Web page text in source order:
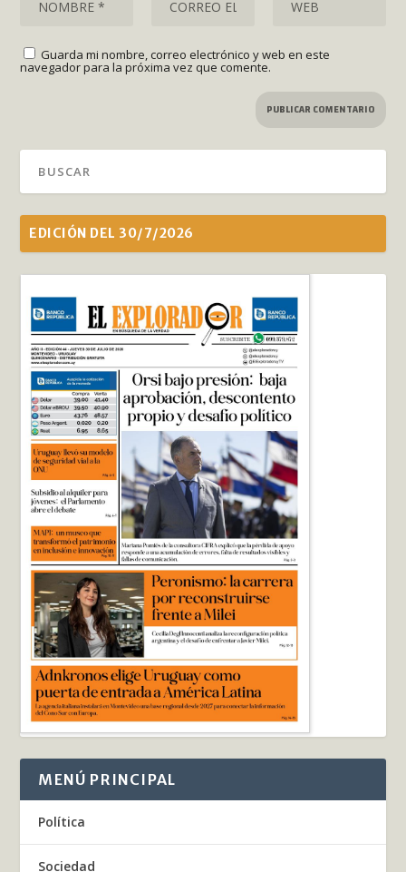
Guarda mi nombre, correo electrónico y web en este
navegador para la próxima vez que comente.
EDICIÓN DEL 30/7/2026
MENÚ PRINCIPAL
Política
Sociedad